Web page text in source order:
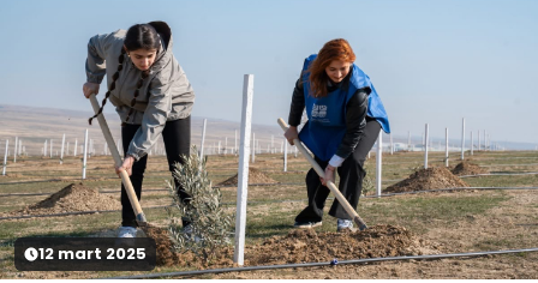
12mart2025